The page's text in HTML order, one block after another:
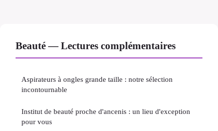
Beauté — Lectures complémentaires
Aspirateurs à ongles grande taille : notre sélection
incontournable
Institut de beauté proche d'ancenis : un lieu d'exception
pour vous